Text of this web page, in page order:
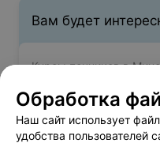
Вам будет
Курсы печников в
Курсы каменщиков в
Обработка
Наш сайт использует
удобства пользователей